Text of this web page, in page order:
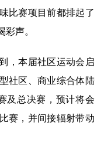
比赛项目前都排起了
声。
，本届社区运动会启
社区、商业综合体陆
及总决赛，预计将会
赛，并间接辐射带动